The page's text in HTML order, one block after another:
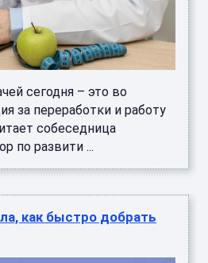
сегодня – это во
за переработки и работу
собеседница
по развити ...
как быстро добрать